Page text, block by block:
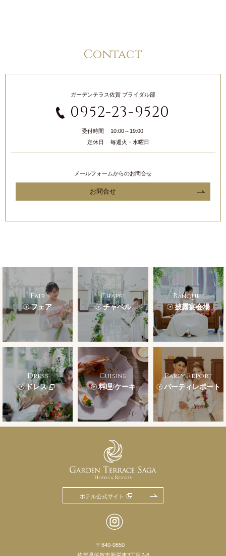
Contact
ガーデンテラス佐賀 ブライダル部
0952-23-9520
受付時間
10:00～19:00
定休日
毎週火・水曜日
メールフォームからのお問合せ
お問合せ
Fair
フェア
Chapel
チャペル
Banquet
披露宴会場
Dress
ドレス
Cuisine
料理/ケーキ
Party Report
パーティレポート
〒840-0850
ホテル公式サイト